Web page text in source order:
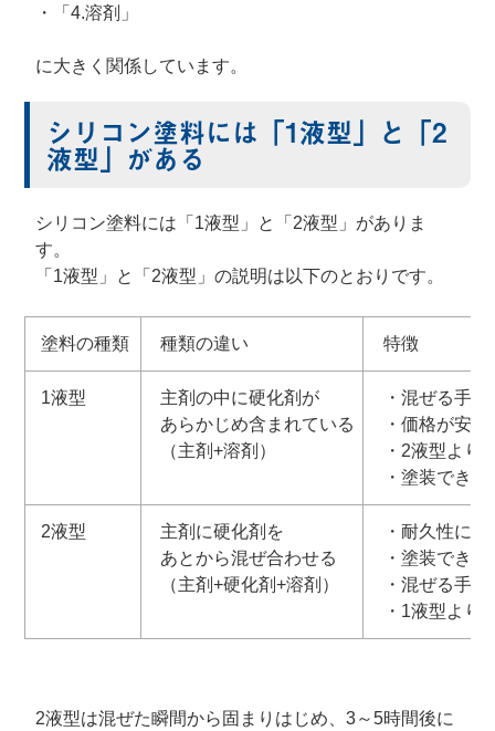
・「4.溶剤」
に大きく関係しています。
シリコン塗料には「1液型」と「2
液型」がある
シリコン塗料には「1液型」と「2液型」がありま
す。
「1液型」と「2液型」の説明は以下のとおりです。
塗料の種類 種類の違い 特徴
1液型
主剤の中に硬化剤が
あらかじめ含まれている
（主剤+溶剤）
・混ぜる手
・価格が安い
・2液型より
・塗装でき
2液型
主剤に硬化剤を
あとから混ぜ合わせる
（主剤+硬化剤+溶剤）
・耐久性に
・塗装でき
・混ぜる手
・1液型より
2液型は混ぜた瞬間から固まりはじめ、3～5時間後に